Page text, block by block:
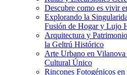
Descubre como es vivir
Explorando la
Fusión de Hogar y Lujo
Arquitectura y
la Geltrú Histórico
Arte Urbano en
Cultural Único
Rincones Fotogénicos